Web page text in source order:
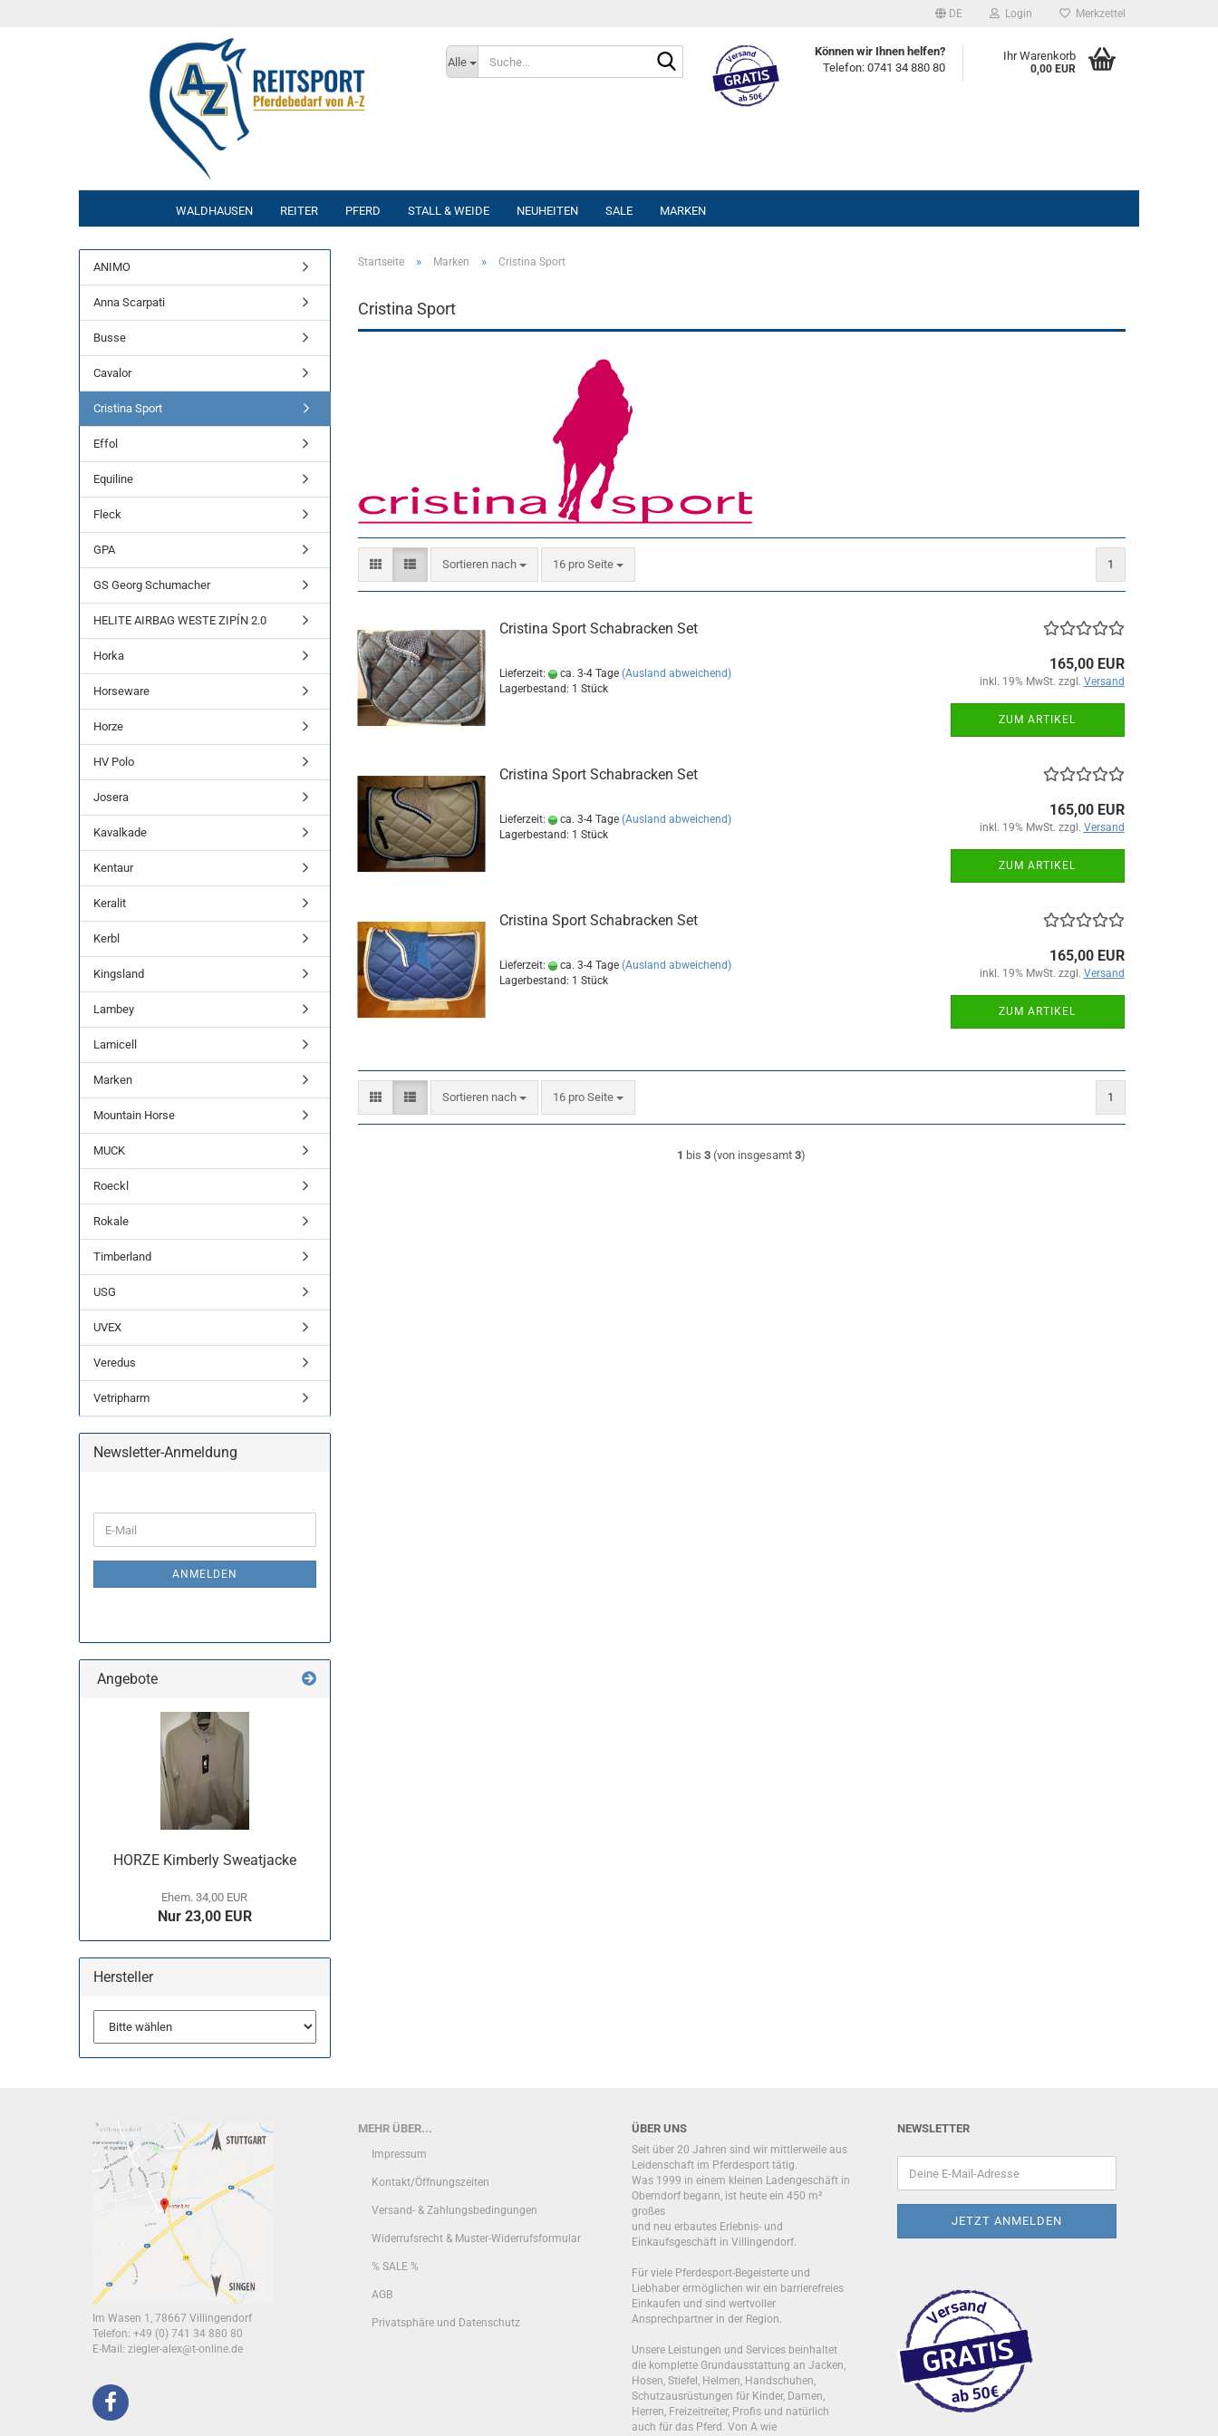
DE Login Merkzettel
Alle
Können wir Ihnen helfen?
Telefon: 0741 34 880 80
Ihr Warenkorb
0,00 EUR
WALDHAUSEN REITER PFERD STALL & WEIDE NEUHEITEN SALE MARKEN
Startseite » Marken » Cristina Sport
Cristina Sport
Sortieren nach
Sortieren nach 16 pro Seite
pro Seite 1
Cristina Sport Schabracken Set
Lieferzeit: ca. 3-4 Tage (Ausland abweichend)
Lagerbestand: 1 Stück
165,00 EUR
inkl. 19% MwSt. zzgl. Versand
ZUM ARTIKEL
Cristina Sport Schabracken Set
Lieferzeit: ca. 3-4 Tage (Ausland abweichend)
Lagerbestand: 1 Stück
165,00 EUR
inkl. 19% MwSt. zzgl. Versand
ZUM ARTIKEL
Cristina Sport Schabracken Set
Lieferzeit: ca. 3-4 Tage (Ausland abweichend)
Lagerbestand: 1 Stück
165,00 EUR
inkl. 19% MwSt. zzgl. Versand
ZUM ARTIKEL
Sortieren nach
Sortieren nach 16 pro Seite
pro Seite 1
1 bis3 (von insgesamt3)
ANIMO
Anna Scarpati
Busse
Cavalor
Cristina Sport
Effol
Equiline
Fleck
GPA
GS Georg Schumacher
HELITE AIRBAG WESTE ZIPÍN 2.0
Horka
Horseware
Horze
HV Polo
Josera
Kavalkade
Kentaur
Keralit
Kerbl
Kingsland
Lambey
Lamicell
Marken
Mountain Horse
MUCK
Roeckl
Rokale
Timberland
USG
UVEX
Veredus
Vetripharm
Newsletter-Anmeldung
ZUR
E-
Mail
ANMELDEN
Angebote
HORZE Kimberly Sweatjacke
Ehem. 34,00 EUR
Nur 23,00 EUR
Hersteller
MEHR ÜBER...
Impressum
Kontakt/Öffnungszeiten
Versand- & Zahlungsbedingungen
Widerrufsrecht & Muster-Widerrufsformular
% SALE %
AGB
Privatsphäre und Datenschutz
ÜBER UNS
Seit über 20 Jahren sind wir mittlerweile aus
Leidenschaft im Pferdesport tätig.
Was 1999 in einem kleinen Ladengeschäft in
Oberndorf begann, ist heute ein 450 m²
großes
und neu erbautes Erlebnis- und
Einkaufsgeschäft in Villingendorf.
Für viele Pferdesport-Begeisterte und
Liebhaber ermöglichen wir ein barrierefreies
Einkaufen und sind wertvoller
Ansprechpartner in der Region.
Unsere Leistungen und Services beinhaltet
die komplette Grundausstattung an Jacken,
Hosen, Stiefel, Helmen, Handschuhen,
Schutzausrüstungen für Kinder, Damen,
Herren, Freizeitreiter, Profis und natürlich
auch für das Pferd. Von A wie
NEWSLETTER
Im Wasen 1, 78667 Villingendorf
Telefon: +49 (0) 741 34 880 80
E-Mail: ziegler-alex@t-online.de